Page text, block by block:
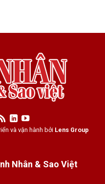
và vận hành bởi Lens Group
Nhân & Sao Việt